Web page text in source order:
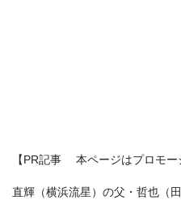
【PR記事 本ページはプロモー
直輝（横浜流星）の父・哲也（